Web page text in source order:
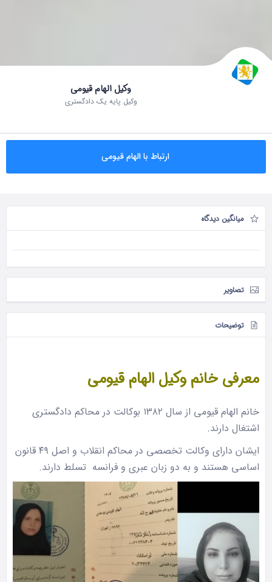
وکیل الهام قیومی
وکیل پایه یک دادگستری
ارتباط با الهام قیومی
میانگین دیدگاه
تصاویر
توضیحات
معرفی خانم وکیل الهام قیومی
خانم الهام قیومی از سال ۱۳۸۲ بوکالت در محاکم دادگستری
اشتغال دارند.
ایشان دارای وکالت تخصصی در محاکم انقلاب و اصل ۴۹ قانون
اساسی هستند و به دو زبان عبری و فرانسه تسلط دارند.